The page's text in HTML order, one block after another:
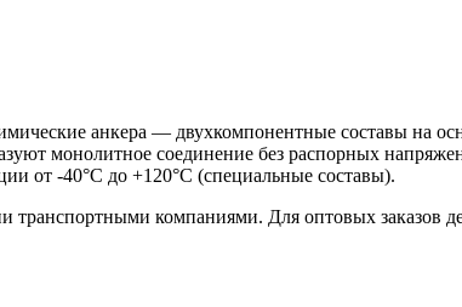
анкера — двухкомпонентные составы на
монолитное соединение без распорных
от -40°C до +120°C (специальные составы).
компаниями. Для оптовых заказов